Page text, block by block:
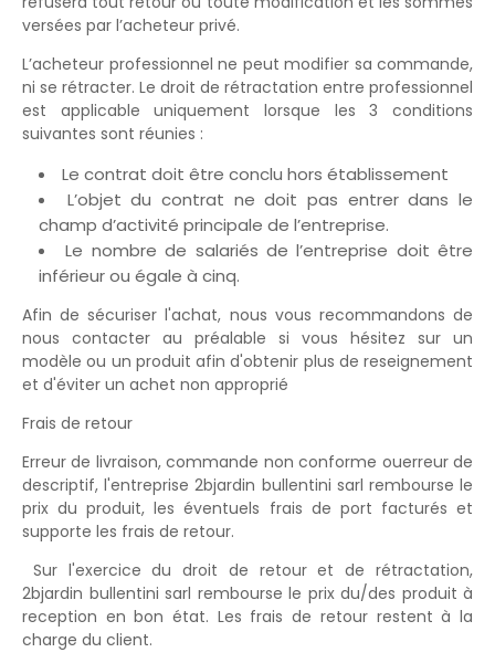
versées par l’acheteur privé.
L’acheteur professionnel ne peut modifier sa commande,
ni se rétracter. Le droit de rétractation entre professionnel
est applicable uniquement lorsque les 3 conditions
suivantes sont réunies :
Le contrat doit être conclu hors établissement
L’objet du contrat ne doit pas entrer dans le
champ d’activité principale de l’entreprise.
Le nombre de salariés de l’entreprise doit être
inférieur ou égale à cinq.
Afin de sécuriser l'achat, nous vous recommandons de
nous contacter au préalable si vous hésitez sur un
modèle ou un produit afin d'obtenir plus de reseignement
et d'éviter un achet non approprié
Frais de retour
Erreur de livraison, commande non conforme ouerreur de
descriptif, l'entreprise 2bjardin bullentini sarl rembourse le
prix du produit, les éventuels frais de port facturés et
supporte les frais de retour.
Sur l'exercice du droit de retour et de rétractation,
2bjardin bullentini sarl rembourse le prix du/des produit à
reception en bon état. Les frais de retour restent à la
charge du client.